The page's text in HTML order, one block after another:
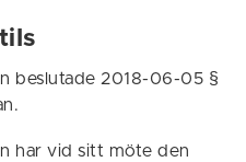
beslutade 2018-06-05 §
har vid sitt möte den